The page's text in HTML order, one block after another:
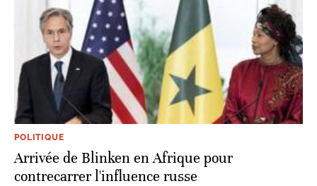
POLITIQUE
Arrivée de Blinken en Afrique pour
contrecarrer l'influence russe